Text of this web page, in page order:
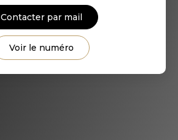
Contacter par mail
Voir le numéro